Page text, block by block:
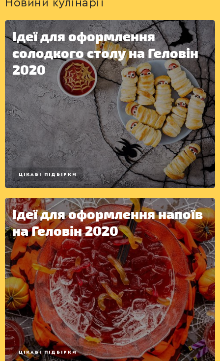
ДЕСЕРТИ
Новини кулінарії
Ідеї для оформлення
солодкого столу на Геловін
2020
ЦІКАВІ ПІДБІРКИ
Ідеї для оформлення напоїв
на Геловін 2020
ЦІКАВІ ПІДБІРКИ